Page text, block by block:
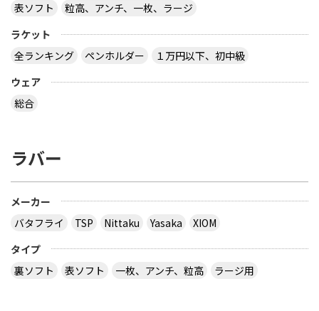
表ソフト
粒高、アンチ、一枚、ラージ
ラケット
全ランキング
ペンホルダー
１万円以下、初中級
ウェア
総合
ラバー
メーカー
バタフライ
TSP Nittaku Yasaka
XIOM
タイプ
裏ソフト
表ソフト 一枚、アンチ、粒高 ラージ用